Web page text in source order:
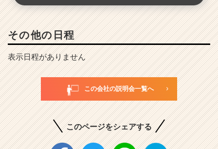
その他の日程
表示日程がありません
この会社の説明会一覧へ
このページをシェアする